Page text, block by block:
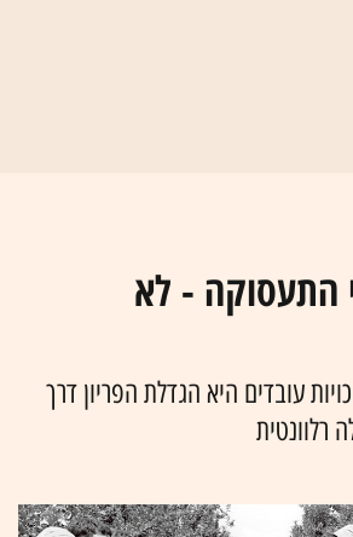
התעסוקה - לא
עובדים היא הגדלת הפריון דרך
רלוונטית